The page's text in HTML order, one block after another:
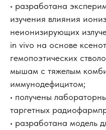
• разработана
изучения влияния
неионизирующих
in vivo на основе
гемопоэтических
мышам с тяжелым
иммунодефицитом;
• получены
таргетных
• разработана модель